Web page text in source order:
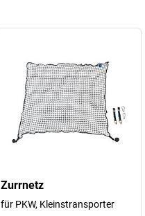
Zurrnetz
für PKW, Kleinstransporter